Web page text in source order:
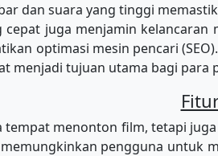
dan suara yang tinggi
juga menjamin kelancaran
optimasi mesin pencari
menjadi tujuan utama bagi
tempat menonton film, tetapi
pengguna untuk